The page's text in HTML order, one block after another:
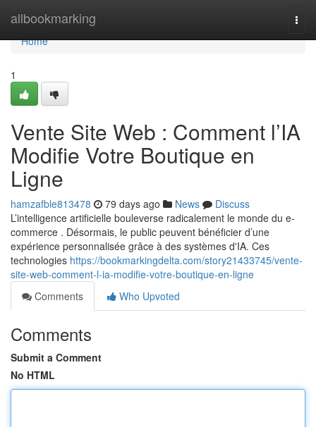
allbookmarking
Home
Home
1
Vente Site Web : Comment l’IA
Modifie Votre Boutique en
Ligne
hamzafble813478 79 days ago News
Discuss
L’intelligence artificielle bouleverse radicalement le monde du e-
commerce . Désormais, le public peuvent bénéficier d’une
expérience personnalisée grâce à des systèmes d'IA. Ces
technologies https://bookmarkingdelta.com/story21433745/vente-
site-web-comment-l-ia-modifie-votre-boutique-en-ligne
Comments
Who Upvoted
Comments
Submit a Comment
No HTML